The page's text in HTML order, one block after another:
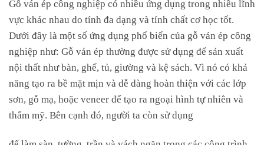
Gỗ ván ép công nghiệp có nhiều ứng dụng trong nhiều lĩnh
vực khác nhau do tính đa dạng và tính chất cơ học tốt.
Dưới đây là một số ứng dụng phổ biến của gỗ ván ép công
nghiệp như: Gỗ ván ép thường được sử dụng để sản xuất
nội thất như bàn, ghế, tủ, giường và kệ sách. Vì nó có khả
năng tạo ra bề mặt mịn và dễ dàng hoàn thiện với các lớp
sơn, gỗ mạ, hoặc veneer để tạo ra ngoại hình tự nhiên và
thẩm mỹ. Bên cạnh đó, người ta còn sử dụng
để làm sàn, tường, trần và vách ngăn trong các công trình